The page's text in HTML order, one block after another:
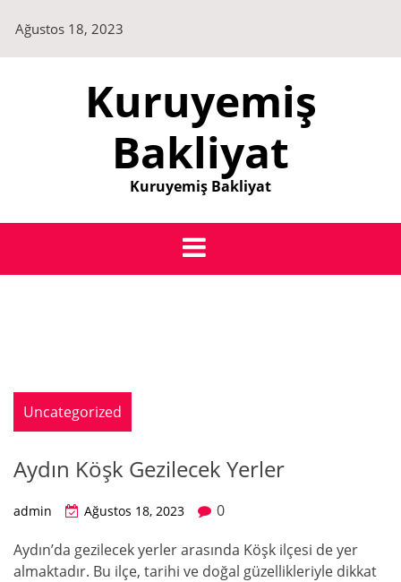
content
Ağustos 18, 2023
Kuruyemiş
Bakliyat
Kuruyemiş Bakliyat
Uncategorized
Aydın Köşk Gezilecek Yerler
admin Ağustos 18, 2023
0
Aydın’da gezilecek yerler arasında Köşk ilçesi de yer
almaktadır. Bu ilçe, tarihi ve doğal güzellikleriyle dikkat